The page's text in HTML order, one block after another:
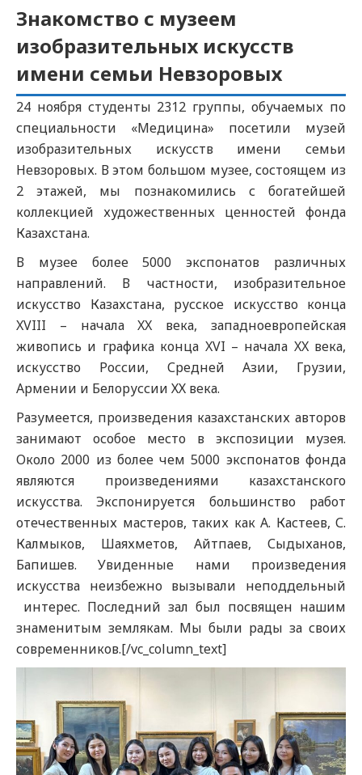
Знакомство с музеем
изобразительных искусств
имени семьи Невзоровых
24 ноября студенты 2312 группы, обучаемых по
специальности «Медицина» посетили музей
изобразительных искусств имени семьи
Невзоровых. В этом большом музее, состоящем из
2 этажей, мы познакомились с богатейшей
коллекцией художественных ценностей фонда
Казахстана.
В музее более 5000 экспонатов различных
направлений. В частности, изобразительное
искусство Казахстана, русское искусство конца
XVIII – начала XX века, западноевропейская
живопись и графика конца XVI – начала XX века,
искусство России, Средней Азии, Грузии,
Армении и Белоруссии ХХ века.
Разумеется, произведения казахстанских авторов
занимают особое место в экспозиции музея.
Около 2000 из более чем 5000 экспонатов фонда
являются произведениями казахстанского
искусства. Экспонируется большинство работ
отечественных мастеров, таких как А. Кастеев, С.
Калмыков, Шаяхметов, Айтпаев, Сыдыханов,
Бапишев. Увиденные нами произведения
искусства неизбежно вызывали неподдельный
интерес. Последний зал был посвящен нашим
знаменитым землякам. Мы были рады за своих
современников.[/vc_column_text]